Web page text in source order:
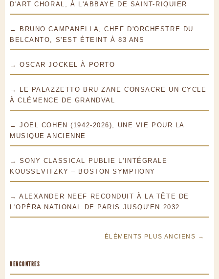
D'ART CHORAL, À L'ABBAYE DE SAINT-RIQUIER
→ BRUNO CAMPANELLA, CHEF D'ORCHESTRE DU
BELCANTO, S'EST ÉTEINT À 83 ANS
→ OSCAR JOCKEL À PORTO
→ LE PALAZZETTO BRU ZANE CONSACRE UN CYCLE
À CLÉMENCE DE GRANDVAL
→ JOEL COHEN (1942-2026), UNE VIE POUR LA
MUSIQUE ANCIENNE
→ SONY CLASSICAL PUBLIE L'INTÉGRALE
KOUSSEVITZKY – BOSTON SYMPHONY
→ ALEXANDER NEEF RECONDUIT À LA TÊTE DE
L'OPÉRA NATIONAL DE PARIS JUSQU'EN 2032
ÉLÉMENTS PLUS ANCIENS →
RENCONTRES